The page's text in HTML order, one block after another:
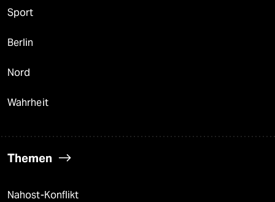
Sport
Berlin
Nord
Wahrheit
Themen
Nahost-Konflikt